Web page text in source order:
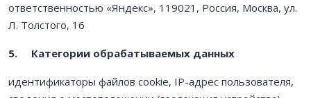
ответственностью «Яндекс», 119021, Россия, Москва, ул.
Л. Толстого, 16
5. Категории обрабатываемых данных
идентификаторы файлов cookie, IP-адрес пользователя,